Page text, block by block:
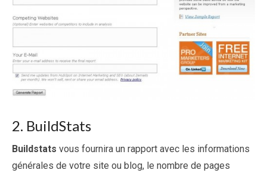
2. BuildStats
Buildstats vous fournira un rapport avec les informations
générales de votre site ou blog, le nombre de pages